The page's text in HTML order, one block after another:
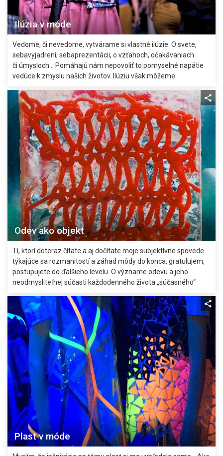
Ilúzia v móde
Vedome, či nevedome, vytvárame si vlastné ilúzie. O svete,
sebavyjadrení, sebaprezentácii, o vzťahoch, očakávaniach
či úmysloch… Pomáhajú nám nepovoliť to pomyselné napätie
vedúce k zmyslu našich životov. Ilúziu však môžeme
A klamať sa predsa nepatrí.
Odev ako objekt
Tí, ktorí doteraz čítate a aj dočítate moje subjektívne spovede
týkajúce sa rozmanitostí a záhad módy do konca, gratulujem,
postupujete do ďalšieho levelu. O význame odevu a jeho
neodmysliteľnej súčasti každodenného života „súčasného“
prvou neverbálnou výpoveďou ich nositeľa.
Plast v móde